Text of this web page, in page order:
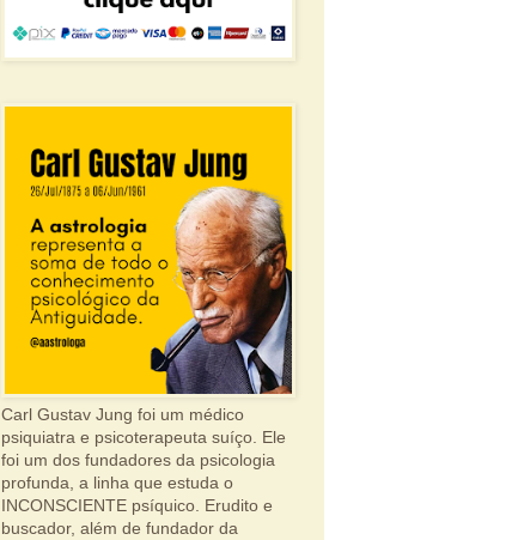
Carl Gustav Jung foi um médico
psiquiatra e psicoterapeuta suíço. Ele
foi um dos fundadores da psicologia
profunda, a linha que estuda o
INCONSCIENTE psíquico. Erudito e
buscador, além de fundador da